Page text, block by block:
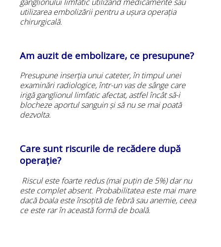
utilizarea embolizării pentru a ușura operația
chirurgicală.
Am auzit de embolizare, ce presupune?
Presupune inserția unui cateter, în timpul unei
examinări radiologice, într-un vas de sânge care
irigă ganglionul limfatic afectat, astfel încât să-i
blocheze aportul sanguin și să nu se mai poată
dezvolta.
Care sunt riscurile de recădere după
operație?
Riscul este foarte redus (mai puțin de 5%) dar nu
este complet absent. Probabilitatea este mai mare
dacă boala este însoțită de febră sau anemie, ceea
ce este rar în această formă de boală.